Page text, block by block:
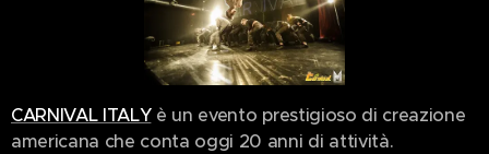
CARNIVAL ITALYè un evento prestigioso di creazione
americana che conta oggi 20 anni di attività.